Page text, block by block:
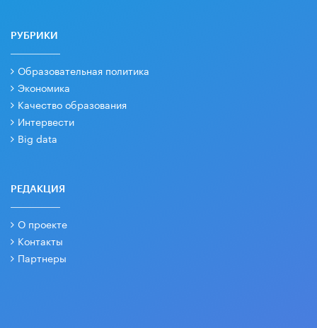
РУБРИКИ
Образовательная политика
Экономика
Качество образования
Интервести
Big data
РЕДАКЦИЯ
О проекте
Контакты
Партнеры